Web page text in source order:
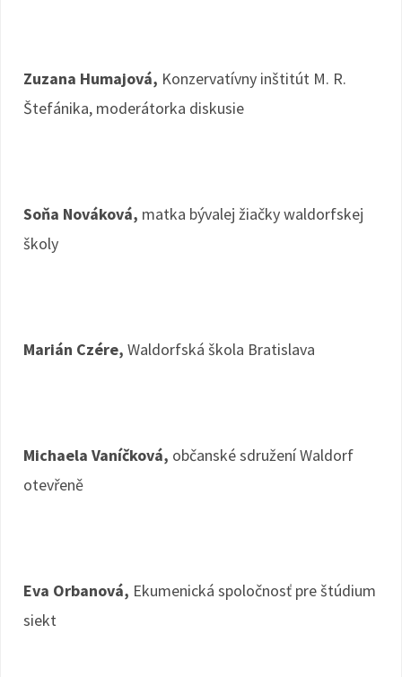
Zuzana Humajová, Konzervatívny inštitút M. R.
Štefánika, moderátorka diskusie
Soňa Nováková, matka bývalej žiačky waldorfskej
školy
Marián Czére, Waldorfská škola Bratislava
Michaela Vaníčková, občanské sdružení Waldorf
otevřeně
Eva Orbanová, Ekumenická spoločnosť pre štúdium
siekt